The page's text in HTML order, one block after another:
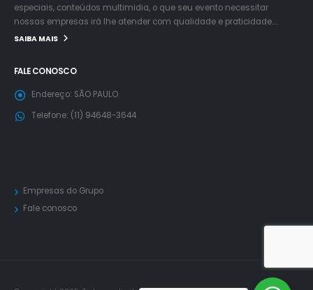
especiais, conteúdos multimidia, o que seu evento necessitar
nossas empresas irá lhe atender com qualidade e praticidade….
SAIBA MAIS
FALE CONOSCO
Endereço: SÃO PAULO
Telefone: (11) 94648-3644
Empresas do Grupo
Fale conosco